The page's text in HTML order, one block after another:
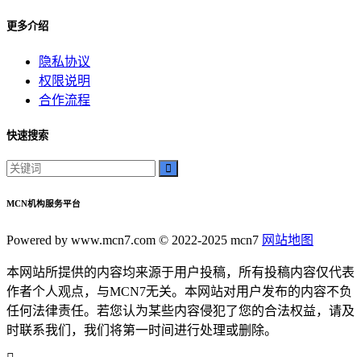
远方故事
桃陌
互粉大厅
网络销售
企业增长
趣味挑战
生活窍门
时尚美妆
创意达人
快手投流
社交媒体红人
红人成长历程
明星背后的故事
最新电影
更多介绍
隐私协议
权限说明
合作流程
快速搜索
MCN机构服务平台
Powered by www.mcn7.com © 2022-2025 mcn7 网站地图
本网站所提供的内容均来源于用户投稿，所有投稿内容仅代表
作者个人观点，与MCN7无关。本网站对用户发布的内容不负
任何法律责任。若您认为某些内容侵犯了您的合法权益，请及
时联系我们，我们将第一时间进行处理或删除。